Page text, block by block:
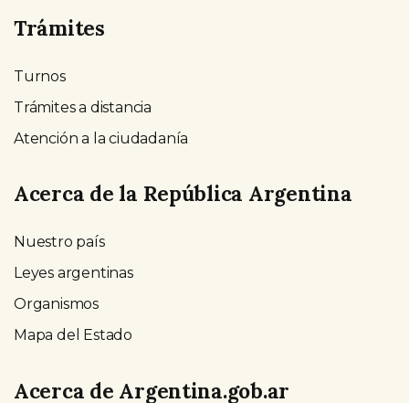
Trámites
Turnos
Trámites a distancia
Atención a la ciudadanía
Acerca de la República Argentina
Nuestro país
Leyes argentinas
Organismos
Mapa del Estado
Acerca de Argentina.gob.ar